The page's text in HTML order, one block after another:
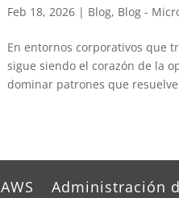
Feb 18, 2026 | Blog, Blog -
En entornos corporativos que
sigue siendo el corazón de la
dominar patrones que
AWS Administración